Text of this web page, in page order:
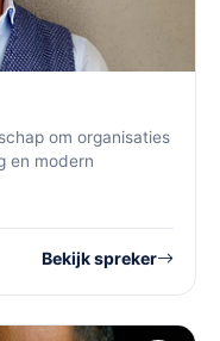
om organisaties
en modern
Bekijk spreker